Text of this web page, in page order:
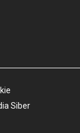
Siber